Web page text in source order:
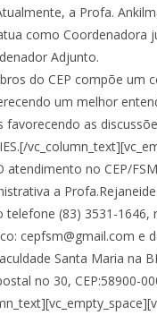
a Profa.
como Coordenadora
Adjunto.
do CEP compõe um
um melhor
favorecendo as
atendimento no CEP/
a
telefone (83) 3531-1646,
cepfsm@gmail.com e
Santa Maria na
no 30, CEP:58900-